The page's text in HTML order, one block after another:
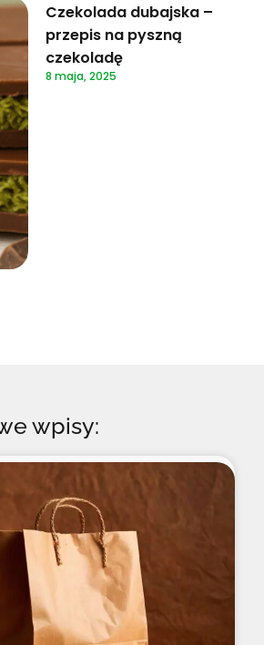
Czekolada dubajska –
przepis na pyszną
czekoladę
8 maja, 2025
wpisy: